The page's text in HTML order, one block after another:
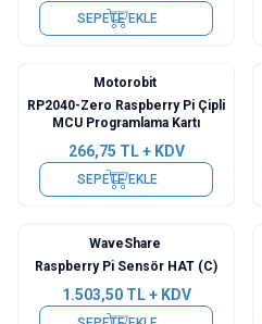
SEPETE EKLE
Motorobit
RP2040-Zero Raspberry Pi Çipli
MCU Programlama Kartı
266,75 TL + KDV
SEPETE EKLE
WaveShare
Raspberry Pi Sensör HAT (C)
1.503,50TL + KDV